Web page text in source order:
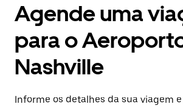
Agende uma
para o
Nashville
Informe os detalhes da sua viagem